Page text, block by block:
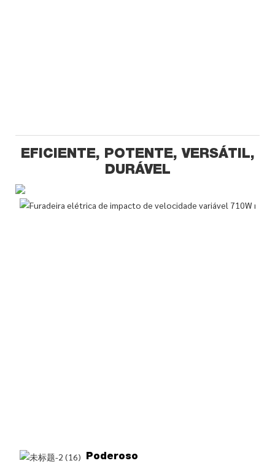
EFICIENTE, POTENTE, VERSÁTIL,
DURÁVEL
Poderoso